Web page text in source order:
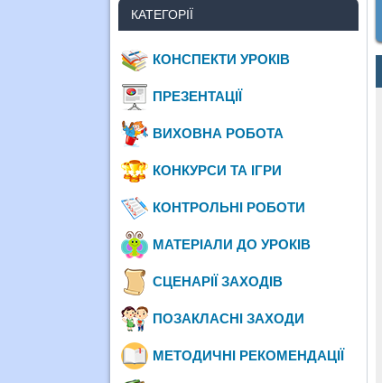
КАТЕГОРІЇ
КОНСПЕКТИ УРОКІВ
ПРЕЗЕНТАЦІЇ
ВИХОВНА РОБОТА
КОНКУРСИ ТА ІГРИ
КОНТРОЛЬНІ РОБОТИ
МАТЕРІАЛИ ДО УРОКІВ
СЦЕНАРІЇ ЗАХОДІВ
ПОЗАКЛАСНІ ЗАХОДИ
МЕТОДИЧНІ РЕКОМЕНДАЦІЇ